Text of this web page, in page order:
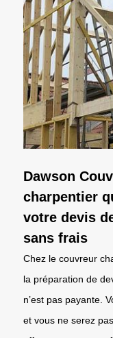
Dawson
charpentier
votre devis
sans frais
Chez le couvreur
la préparation de
n’est pas payante.
et vous ne serez